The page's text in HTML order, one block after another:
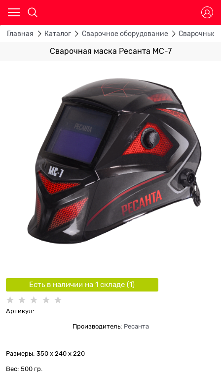
Главная Каталог Сварочное оборудование Сварочные
Сварочная маска Ресанта МС-7
Есть в наличии на 1 складe (1)
Артикул:
Производитель: Ресанта
Размеры: 350 x 240 x 220
Вес: 500 гр.